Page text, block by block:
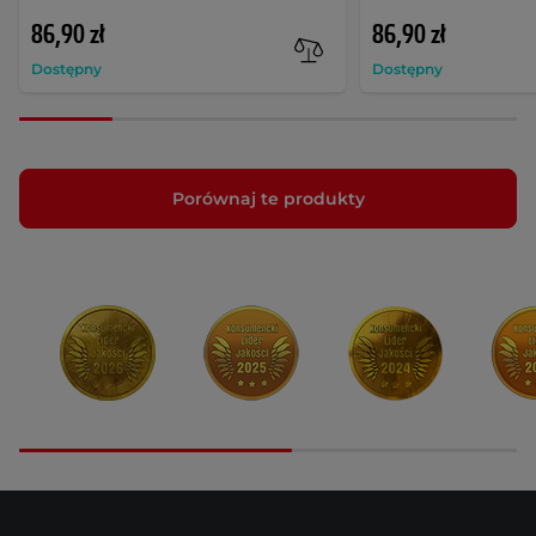
86,90 zł
Dostępny
86,90 zł
Dostępny
Porównaj te produkty